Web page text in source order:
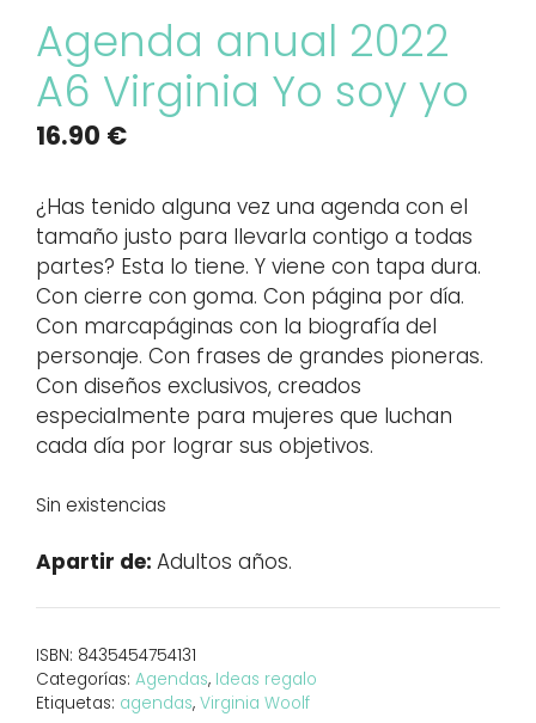
Agenda anual 2022
A6 Virginia Yo soy yo
16.90 €
¿Has tenido alguna vez una agenda con el
tamaño justo para llevarla contigo a todas
partes? Esta lo tiene. Y viene con tapa dura.
Con cierre con goma. Con página por día.
Con marcapáginas con la biografía del
personaje. Con frases de grandes pioneras.
Con diseños exclusivos, creados
especialmente para mujeres que luchan
cada día por lograr sus objetivos.
Sin existencias
Apartir de: Adultos años.
ISBN: 8435454754131
Categorías: Agendas, Ideas regalo
Etiquetas: agendas, Virginia Woolf